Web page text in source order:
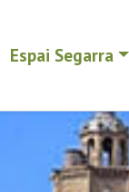
Espai Segarra